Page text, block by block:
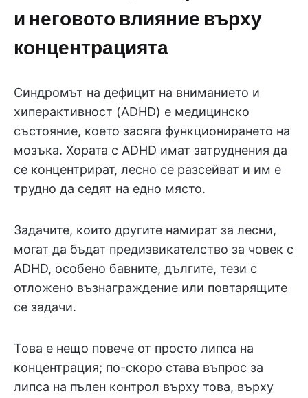
и неговото влияние върху
концентрацията
Синдромът на дефицит на вниманието и
хиперактивност (ADHD) е медицинско
състояние, което засяга функционирането на
мозъка. Хората с ADHD имат затруднения да
се концентрират, лесно се разсейват и им е
трудно да седят на едно място.
Задачите, които другите намират за лесни,
могат да бъдат предизвикателство за човек с
ADHD, особено бавните, дългите, тези с
отложено възнаграждение или повтарящите
се задачи.
Това е нещо повече от просто липса на
концентрация; по-скоро става въпрос за
липса на пълен контрол върху това, върху